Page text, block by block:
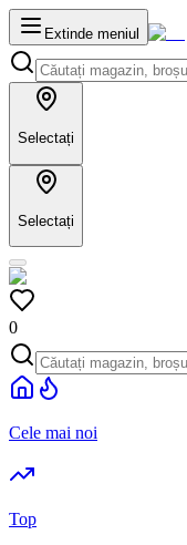
Extinde meniul
Selectați
Selectați
0
Cele mai noi
Top